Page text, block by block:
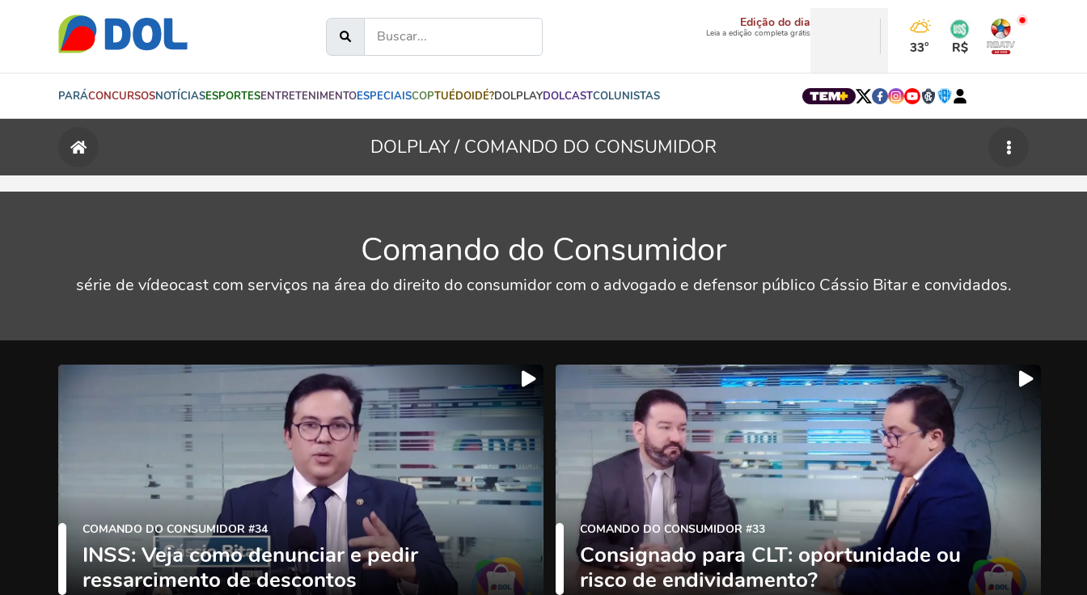
Edição do dia
Leia a edição completa grátis
33° R$
PARÁCONCURSOSNOTÍCIASESPORTESENTRETENIMENTOESPECIAISCOPTUÉDOIDÉ?DOLPLAYDOLCASTCOLUNISTAS
DOLPLAY / COMANDO DO CONSUMIDOR
Comando do Consumidor
série de vídeocast com serviços na área do direito do consumidor com o advogado e defensor público Cássio Bitar e convidados.
COMANDO DO CONSUMIDOR #34
INSS: Veja como denunciar e pedir
ressarcimento de descontos
COMANDO DO CONSUMIDOR #33
Consignado para CLT: oportunidade ou
risco de endividamento?